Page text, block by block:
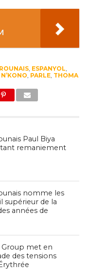
, ESPANYOL,
N’KONO, PARLE, THOMA
Paul Biya
remaniement
nomme les
supérieur de la
années de
Group met en
des tensions